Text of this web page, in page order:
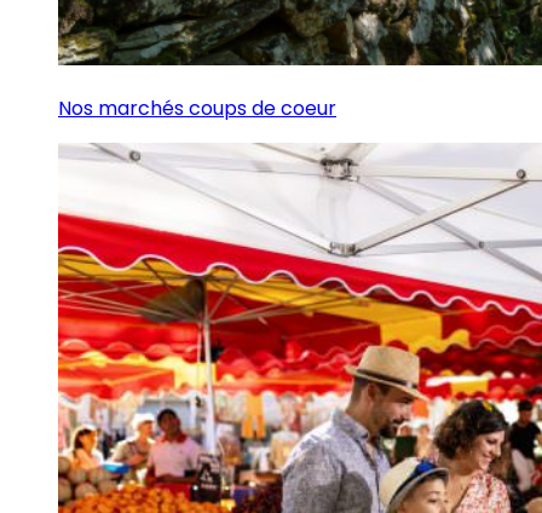
Nos marchés coups de coeur